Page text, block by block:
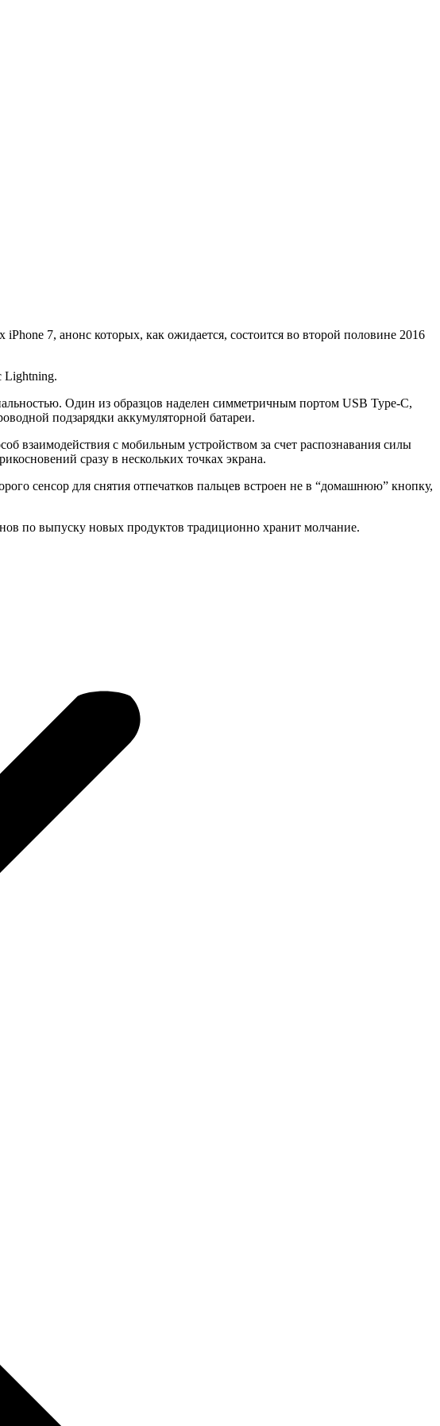
7, анонс которых, как ожидается, состоится во второй половине 2016
Lightning.
Один из образцов наделен симметричным портом USB Type-C,
подзарядки аккумуляторной батареи.
взаимодействия с мобильным устройством за счет распознавания силы
сразу в нескольких точках экрана.
сенсор для снятия отпечатков пальцев встроен не в “домашнюю” кнопку,
по выпуску новых продуктов традиционно хранит молчание.